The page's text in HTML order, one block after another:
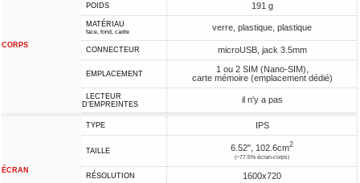
CORPS
POIDS 191 g
MATÉRIAU
face, fond, cadre verre, plastique, plastique
CONNECTEUR microUSB, jack 3.5mm
EMPLACEMENT
1 ou 2 SIM (Nano-SIM),
carte mémoire (emplacement dédié)
LECTEUR
D'EMPREINTES
il n'y a pas
ÉCRAN
TYPE IPS
TAILLE 6.52", 102.6cm2
(~77.5% écran-corps)
RÉSOLUTION 1600x720